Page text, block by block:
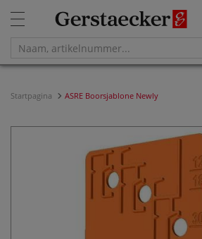
Startpagina ASRE Boorsjablone Newly